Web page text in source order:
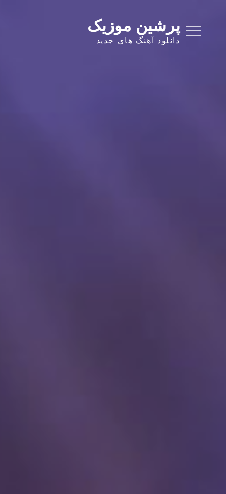
content
پرشین موزیک
دانلود آهنگ های جدید